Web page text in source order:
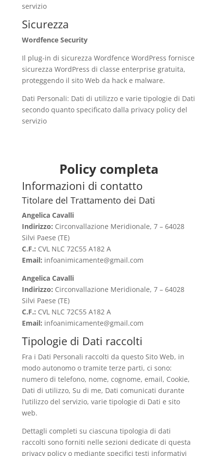
servizio
Sicurezza
Wordfence Security
Il plug-in di sicurezza Wordfence WordPress fornisce
sicurezza WordPress di classe enterprise gratuita,
proteggendo il sito Web da hack e malware.
Dati Personali: Dati di utilizzo e varie tipologie di Dati
secondo quanto specificato dalla privacy policy del
servizio
Policy completa
Informazioni di contatto
Titolare del Trattamento dei Dati
Angelica Cavalli
Indirizzo: Circonvallazione Meridionale, 7 – 64028
Silvi Paese (TE)
C.F.: CVL NLC 72C55 A182 A
Email: infoanimicamente@gmail.com
Angelica Cavalli
Indirizzo: Circonvallazione Meridionale, 7 – 64028
Silvi Paese (TE)
C.F.: CVL NLC 72C55 A182 A
Email: infoanimicamente@gmail.com
Tipologie di Dati raccolti
Fra i Dati Personali raccolti da questo Sito Web, in
modo autonomo o tramite terze parti, ci sono:
numero di telefono, nome, cognome, email, Cookie,
Dati di utilizzo, Su di me, Dati comunicati durante
l’utilizzo del servizio, varie tipologie di Dati e sito
web.
Dettagli completi su ciascuna tipologia di dati
raccolti sono forniti nelle sezioni dedicate di questa
privacy policy o mediante specifici testi informativi